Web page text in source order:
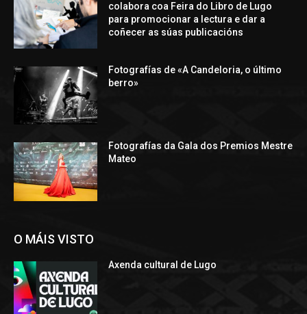
colabora coa Feira do Libro de Lugo
para promocionar a lectura e dar a
coñecer as súas publicacións
Fotografías de «A Candeloria, o último
berro»
Fotografías da Gala dos Premios Mestre
Mateo
O MÁIS VISTO
Axenda cultural de Lugo